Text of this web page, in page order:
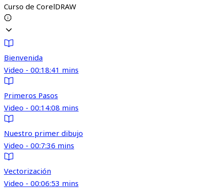
Curso de CorelDRAW
Bienvenida
Video - 00:18:41 mins
Primeros Pasos
Video - 00:14:08 mins
Nuestro primer dibujo
Video - 00:7:36 mins
Vectorización
Video - 00:06:53 mins